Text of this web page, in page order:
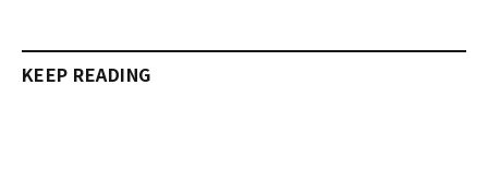
KEEP READING